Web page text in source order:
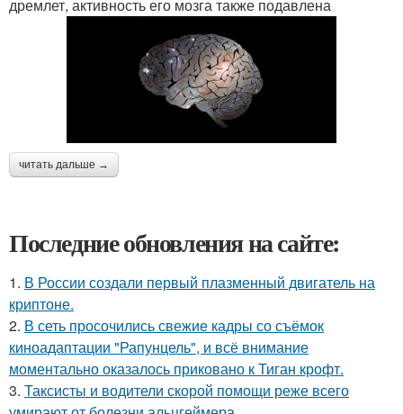
дремлет, активность его мозга также подавлена
читать дальше →
Последние обновления на сайте:
1. В России создали первый плазменный двигатель на
криптоне.
2. В сеть просочились свежие кадры со съёмок
киноадаптации "Рапунцель", и всё внимание
моментально оказалось приковано к Тиган крофт.
3. Таксисты и водители скорой помощи реже всего